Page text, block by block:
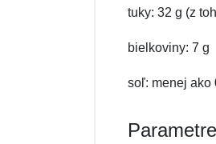
tuky: 32 g (z
bielkoviny: 7 g
soľ: menej ako
Parametre